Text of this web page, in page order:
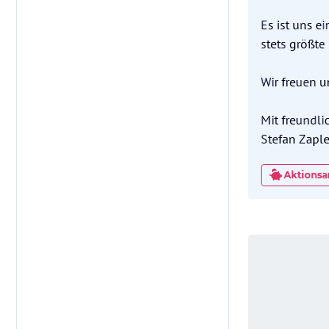
Es ist uns
stets größte
Wir freuen
Mit
Stefan